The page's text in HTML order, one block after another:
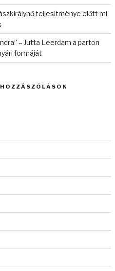
teljesítménye előtt mi
– Jutta Leerdam a parton
formáját